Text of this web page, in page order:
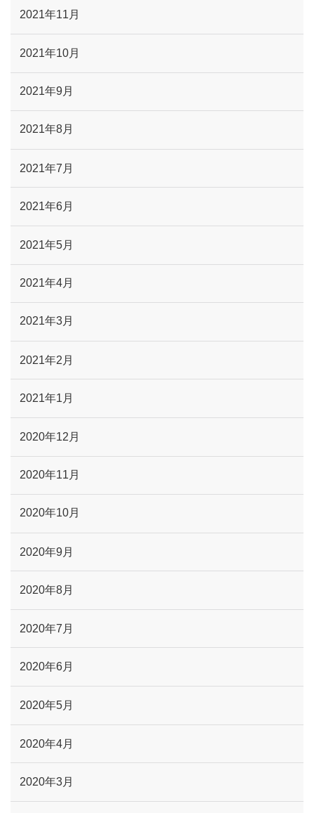
2021年11月
2021年10月
2021年9月
2021年8月
2021年7月
2021年6月
2021年5月
2021年4月
2021年3月
2021年2月
2021年1月
2020年12月
2020年11月
2020年10月
2020年9月
2020年8月
2020年7月
2020年6月
2020年5月
2020年4月
2020年3月